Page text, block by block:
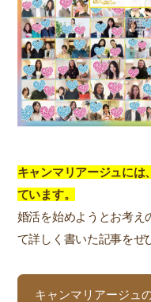
キャンマリアージュには
ています。
婚活を始めようとお考え
て詳しく書いた記事をぜ
キャンマリアージュ